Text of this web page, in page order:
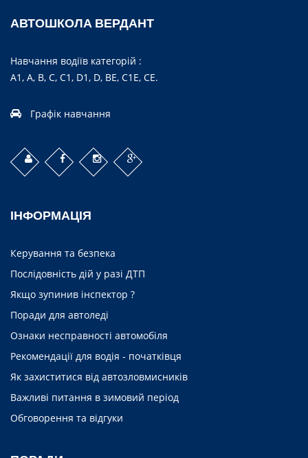
АВТОШКОЛА ВЕРДАНТ
Навчання водіїв категорій :
А1, А, B, C, C1, D1, D, BE, C1E, CE.
Графік навчання
ІНФОРМАЦІЯ
Керування та безпека
Послідовність дій у разі ДТП
Якщо зупинив інспектор ?
Поради для автоледі
Ознаки несправності автомобіля
Рекомендації для водія - початківця
Як захиститися від автозловмисників
Важливі питання в зимовий період
Обговорення та відгуки